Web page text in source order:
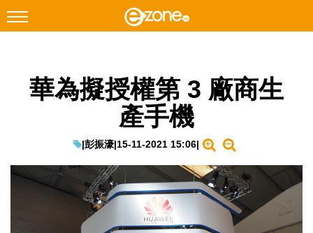
Facebook Instagram
遊戲動漫
華為擬授權第 3 廠商生
產手機
|彭振濠|15-11-2021 15:06|